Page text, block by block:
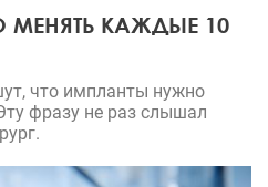
КАЖДЫЕ 10
что импланты нужно
фразу не раз слышал